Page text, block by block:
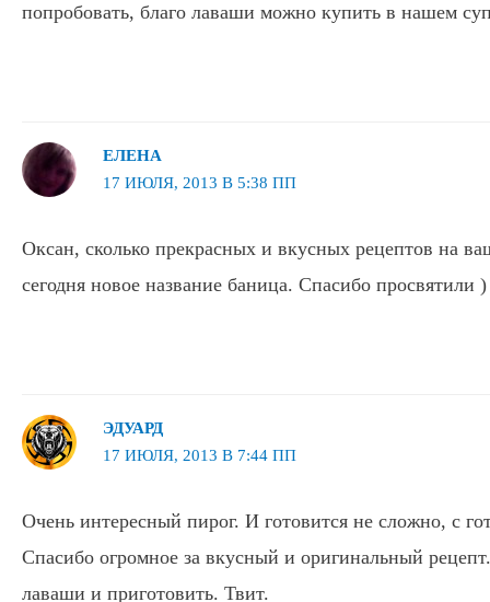
попробовать, благо лаваши можно купить в нашем
ЕЛЕНА
17 ИЮЛЯ, 2013 В 5:38 ПП
Оксан, сколько прекрасных и вкусных рецептов на
сегодня новое название баница. Спасибо просвятили )
ЭДУАРД
17 ИЮЛЯ, 2013 В 7:44 ПП
Очень интересный пирог. И готовится не сложно, с
Спасибо огромное за вкусный и оригинальный
лаваши и приготовить. Твит.